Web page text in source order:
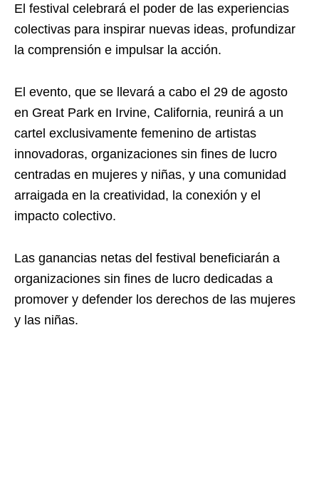
El festival celebrará el poder de las experiencias
colectivas para inspirar nuevas ideas, profundizar
la comprensión e impulsar la acción.
El evento, que se llevará a cabo el 29 de agosto
en Great Park en Irvine, California, reunirá a un
cartel exclusivamente femenino de artistas
innovadoras, organizaciones sin fines de lucro
centradas en mujeres y niñas, y una comunidad
arraigada en la creatividad, la conexión y el
impacto colectivo.
Las ganancias netas del festival beneficiarán a
organizaciones sin fines de lucro dedicadas a
promover y defender los derechos de las mujeres
y las niñas.